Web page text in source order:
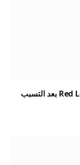
عاد “الروبيان الذي لا نهاية له” من Red Lobster بعد التسبب